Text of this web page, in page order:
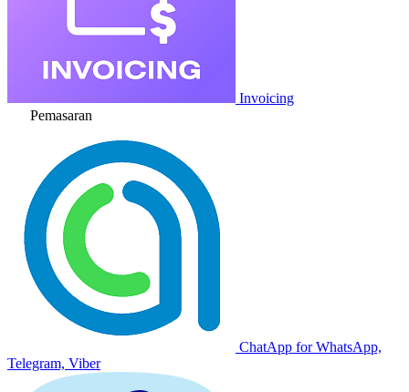
Invoicing
Pemasaran
ChatApp for WhatsApp,
Telegram, Viber